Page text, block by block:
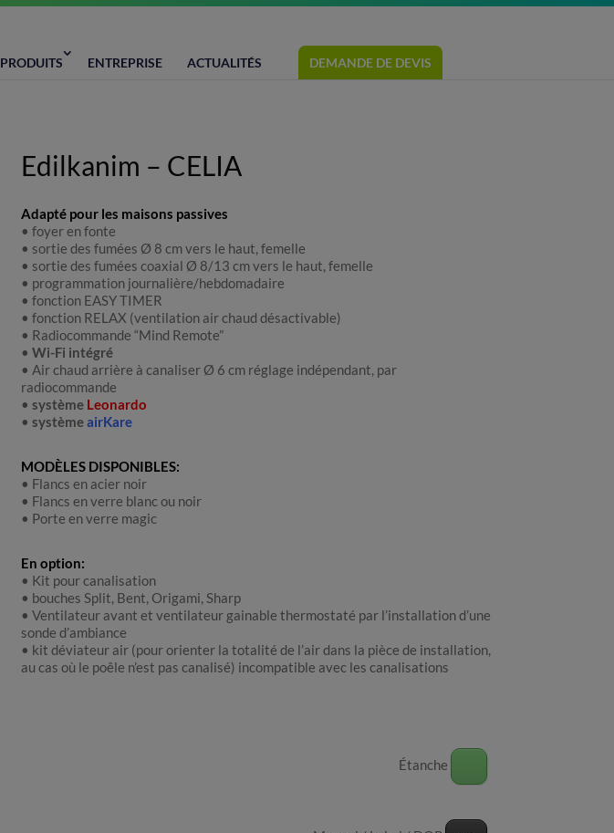
PRODUITS ENTREPRISE ACTUALITÉS DEMANDE DE DEVIS
Edilkanim – CELIA
Adapté pour les maisons passives
• foyer en fonte
• sortie des fumées Ø 8 cm vers le haut, femelle
• sortie des fumées coaxial Ø 8/13 cm vers le haut, femelle
• programmation journalière/hebdomadaire
• fonction EASY TIMER
• fonction RELAX (ventilation air chaud désactivable)
• Radiocommande “Mind Remote”
• Wi-Fi intégré
• Air chaud arrière à canaliser Ø 6 cm réglage indépendant, par
radiocommande
• système Leonardo
• systèmeairKare
MODÈLES DISPONIBLES:
• Flancs en acier noir
• Flancs en verre blanc ou noir
• Porte en verre magic
En option:
• Kit pour canalisation
• bouches Split, Bent, Origami, Sharp
• Ventilateur avant et ventilateur gainable thermostaté par l’installation d’une
sonde d’ambiance
• kit déviateur air (pour orienter la totalité de l’air dans la pièce de installation,
au cas où le poêle n’est pas canalisé) incompatible avec les canalisations
Étanche